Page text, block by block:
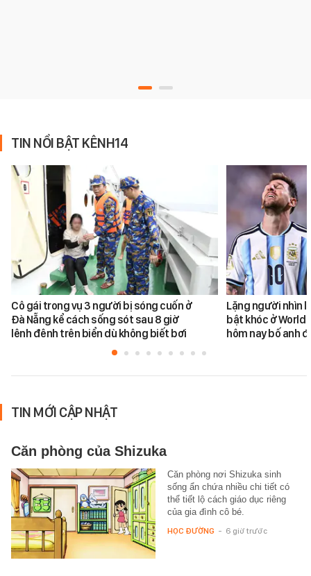
TIN NỔI BẬT KÊNH14
Cô gái trong vụ 3 người bị sóng cuốn ở
Đà Nẵng kể cách sống sót sau 8 giờ
lênh đênh trên biển dù không biết bơi
Lặng người nhìn
bật khóc ở World
hôm nay bố anh
TIN MỚI CẬP NHẬT
Căn phòng của Shizuka
Căn phòng nơi Shizuka sinh
sống ẩn chứa nhiều chi tiết có
thể tiết lộ cách giáo dục riêng
của gia đình cô bé.
HỌC ĐƯỜNG - 6 giờ trước